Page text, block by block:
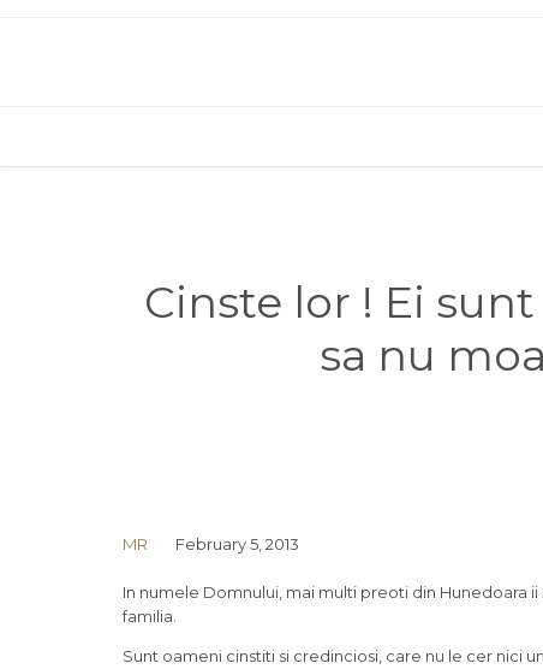
Cinste lor ! Ei
sa nu
MR February 5, 2013
In numele Domnului, mai multi preoti din Hunedoara
familia.
Sunt oameni cinstiti si credinciosi, care nu le cer nici